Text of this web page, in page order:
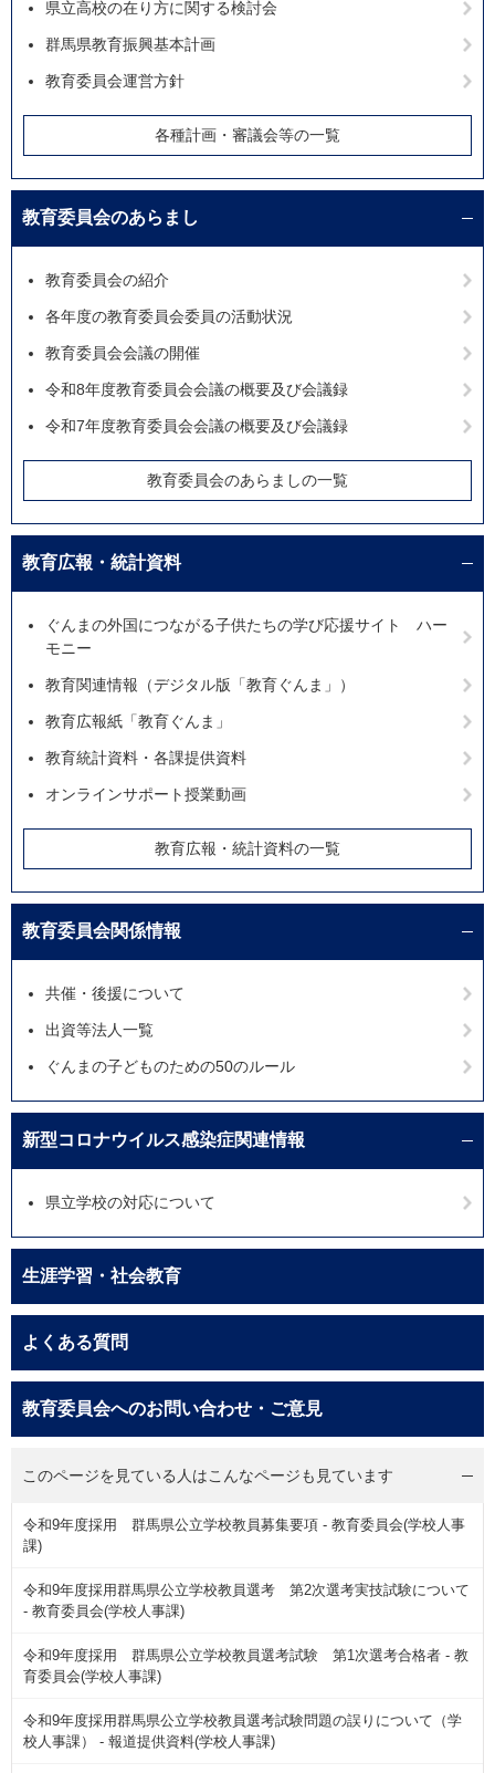
県立高校の在り方に関する検討会
群馬県教育振興基本計画
教育委員会運営方針
各種計画・審議会等の一覧
教育委員会のあらまし
教育委員会の紹介
各年度の教育委員会委員の活動状況
教育委員会会議の開催
令和8年度教育委員会会議の概要及び会議録
令和7年度教育委員会会議の概要及び会議録
教育委員会のあらましの一覧
教育広報・統計資料
ぐんまの外国につながる子供たちの学び応援サイト ハー
モニー
教育関連情報（デジタル版「教育ぐんま」）
教育広報紙「教育ぐんま」
教育統計資料・各課提供資料
オンラインサポート授業動画
教育広報・統計資料の一覧
教育委員会関係情報
共催・後援について
出資等法人一覧
ぐんまの子どものための50のルール
新型コロナウイルス感染症関連情報
県立学校の対応について
生涯学習・社会教育
よくある質問
教育委員会へのお問い合わせ・ご意見
このページを見ている人はこんなページも見ています
令和9年度採用 群馬県公立学校教員募集要項 - 教育委員会(学校人事
課)
令和9年度採用群馬県公立学校教員選考 第2次選考実技試験について
- 教育委員会(学校人事課)
令和9年度採用 群馬県公立学校教員選考試験 第1次選考合格者 - 教
育委員会(学校人事課)
令和9年度採用群馬県公立学校教員選考試験問題の誤りについて（学
校人事課） - 報道提供資料(学校人事課)